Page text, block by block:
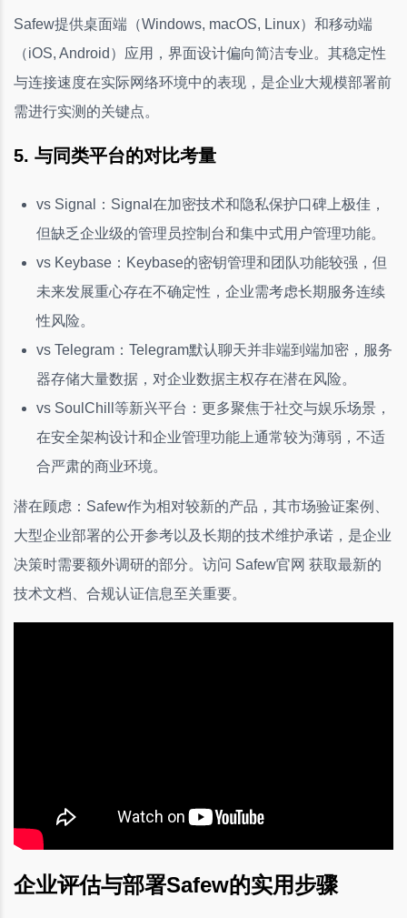
Safew提供桌面端（Windows, macOS, Linux）和移动端
（iOS, Android）应用，界面设计偏向简洁专业。其稳定性
与连接速度在实际网络环境中的表现，是企业大规模部署前
需进行实测的关键点。
5. 与同类平台的对比考量
vs Signal：Signal在加密技术和隐私保护口碑上极佳，
但缺乏企业级的管理员控制台和集中式用户管理功能。
vs Keybase：Keybase的密钥管理和团队功能较强，但
未来发展重心存在不确定性，企业需考虑长期服务连续
性风险。
vs Telegram：Telegram默认聊天并非端到端加密，服务
器存储大量数据，对企业数据主权存在潜在风险。
vs SoulChill等新兴平台：更多聚焦于社交与娱乐场景，
在安全架构设计和企业管理功能上通常较为薄弱，不适
合严肃的商业环境。
潜在顾虑：Safew作为相对较新的产品，其市场验证案例、
大型企业部署的公开参考以及长期的技术维护承诺，是企业
决策时需要额外调研的部分。访问 Safew官网 获取最新的
技术文档、合规认证信息至关重要。
企业评估与部署Safew的实用步骤